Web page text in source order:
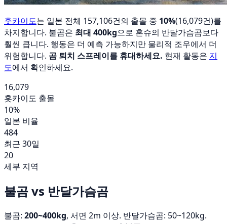
홋카이도는 일본 전체 157,106건의 출몰 중 10%(16,079건)를
차지합니다. 불곰은 최대 400kg으로 혼슈의 반달가슴곰보다
훨씬 큽니다. 행동은 더 예측 가능하지만 물리적 조우에서 더
위험합니다. 곰 퇴치 스프레이를 휴대하세요. 현재 활동은 지
도에서 확인하세요.
16,079
홋카이도 출몰
10%
일본 비율
484
최근 30일
20
세부 지역
불곰 vs 반달가슴곰
불곰: 200~400kg, 서면 2m 이상. 반달가슴곰: 50~120kg.